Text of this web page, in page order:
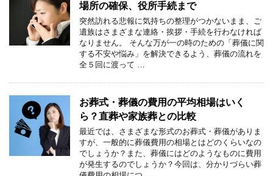
場所の確保、役所手続まで
突然訪れる悲報に気持ちの整理がつかないまま、ご
遺族はさまざまな連絡・挨拶・手続を行わなければ
なりません。 そんな万が一の時のための「葬儀に関
する不安や悩み」を解決できるよう、葬儀の流れを
全５回に渡って …
お葬式・葬儀の費用の平均相場はいく
ら？直葬や家族葬との比較
最近では、さまざまな形式のお葬式・葬儀がありま
すが、一般的に葬儀費用の相場とはどのくらいなの
でしょうか？また、葬儀にはどのようなものに費用
が発生するのでしょうか？今回は、分かりづらい葬